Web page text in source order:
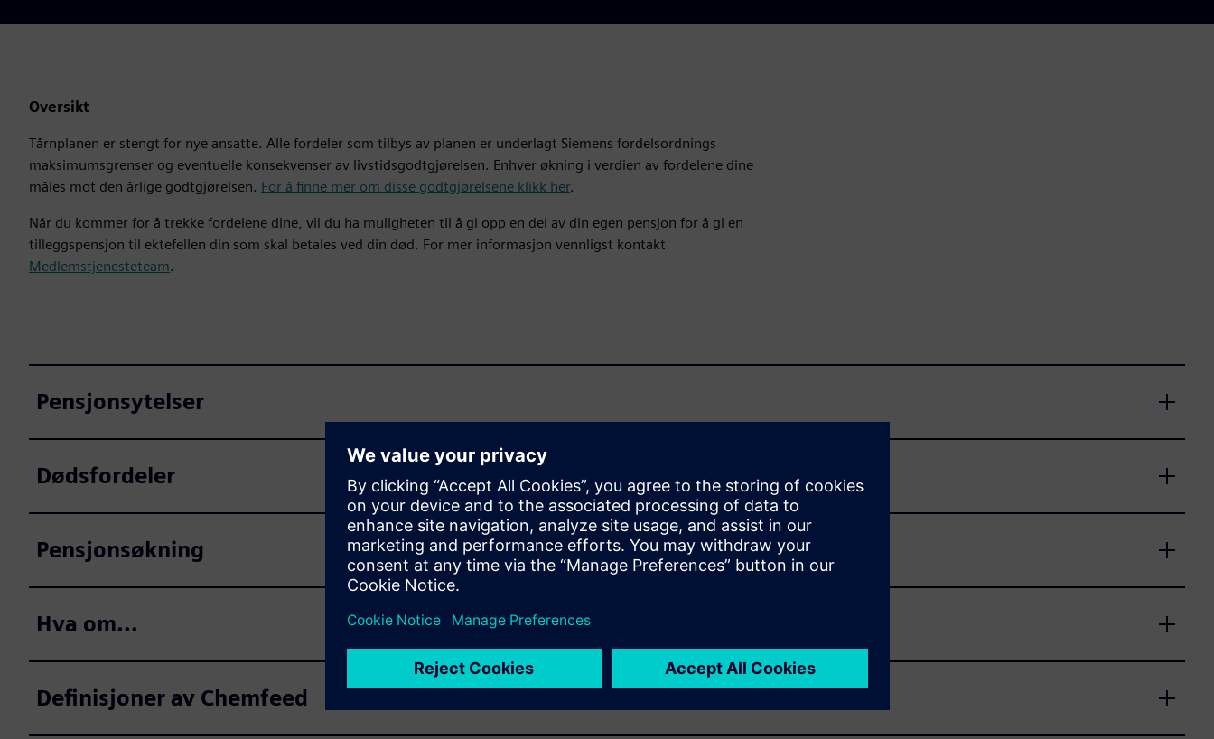
Oversikt
Tårnplanen er stengt for nye ansatte. Alle fordeler som tilbys av planen er underlagt Siemens fordelsordnings
maksimumsgrenser og eventuelle konsekvenser av livstidsgodtgjørelsen. Enhver økning i verdien av fordelene dine
måles mot den årlige godtgjørelsen. For å finne mer om disse godtgjørelsene klikk her.
Når du kommer for å trekke fordelene dine, vil du ha muligheten til å gi opp en del av din egen pensjon for å gi en
tilleggspensjon til ektefellen din som skal betales ved din død. For mer informasjon vennligst kontakt
Medlemstjenesteteam.
Pensjonsytelser
Dødsfordeler
Pensjonsøkning
Hva om...
Definisjoner av Chemfeed